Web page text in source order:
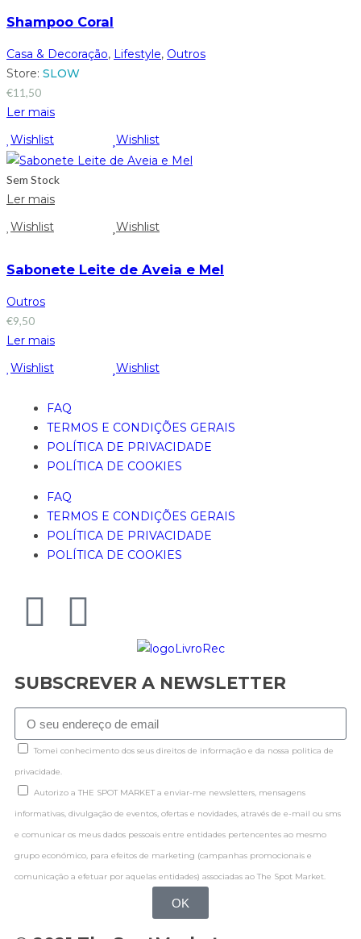
Shampoo Coral
Casa & Decoração, Lifestyle, Outros
Store: SLOW
€11,50
Ler mais
Wishlist
Wishlist
Sem Stock
Ler mais
Wishlist
Wishlist
Sabonete Leite de Aveia e Mel
Outros
€9,50
Ler mais
Wishlist
Wishlist
FAQ
TERMOS E CONDIÇÕES GERAIS
POLÍTICA DE PRIVACIDADE
POLÍTICA DE COOKIES
FAQ
TERMOS E CONDIÇÕES GERAIS
POLÍTICA DE PRIVACIDADE
POLÍTICA DE COOKIES
SUBSCREVER A NEWSLETTER
Tomei conhecimento dos seus direitos de informação e da nossa politica de
privacidade.
Autorizo a THE SPOT MARKET a enviar-me newsletters, mensagens
informativas, divulgação de eventos, ofertas e novidades, através de e-mail ou sms
e comunicar os meus dados pessoais entre entidades pertencentes ao mesmo
grupo económico, para efeitos de marketing (campanhas promocionais e
comunicação a efetuar por aquelas entidades) associadas ao The Spot Market.
OK